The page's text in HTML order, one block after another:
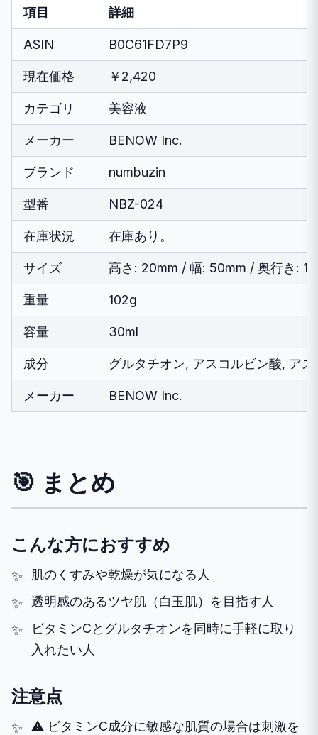
項目 詳細
ASIN B0C61FD7P9
現在価格 ￥2,420
カテゴリ 美容液
メーカー BENOW Inc.
ブランド numbuzin
型番 NBZ-024
在庫状況 在庫あり。
サイズ 高さ: 20mm / 幅: 50mm / 奥行き:
重量 102g
容量 30ml
成分 グルタチオン, アスコルビン酸, ア
メーカー BENOW Inc.
🎯 まとめ
こんな方におすすめ
肌のくすみや乾燥が気になる人
透明感のあるツヤ肌（白玉肌）を目指す人
ビタミンCとグルタチオンを同時に手軽に取り
入れたい人
注意点
⚠️ ビタミンC成分に敏感な肌質の場合は刺激を